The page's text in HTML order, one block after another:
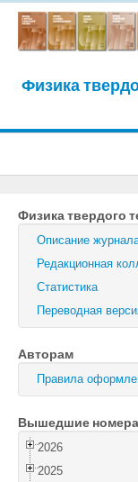
Физика
Журнал
Письма в
Физика
Физика и
Оптика и
Поиск
Войти
Физика твердого
Описание
Редакционная
Статистика
Переводная
Авторам
Правила
Вышедшие номера
2026
2025